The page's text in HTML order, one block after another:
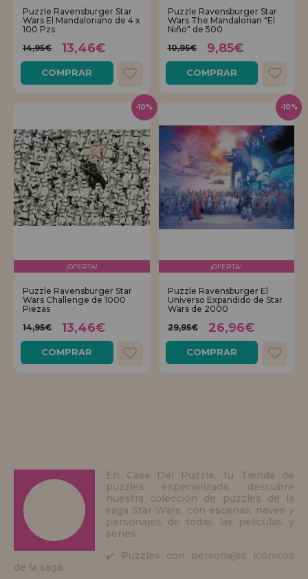
Puzzle Ravensburger Star
Wars El Mandaloriano de 4 x
100 Pzs
14,95€
13,46€
COMPRAR
Puzzle Ravensburger Star
Wars The Mandalorian "El
Niño" de 500
10,95€
9,85€
COMPRAR
¡OFERTA!
Puzzle Ravensburger Star
Wars Challenge de 1000
Piezas
14,95€
13,46€
COMPRAR
-10%
¡OFERTA!
Puzzle Ravensburger El
Universo Expandido de Star
Wars de 2000
29,95€
26,96€
COMPRAR
-10%
En Casa Del Puzzle, tu Tienda de
puzzles especializada, descubre
nuestra colección de puzzles de la
saga Star Wars, con escenas, naves y
personajes de todas las películas y
series:
✔️ Puzzles con personajes icónicos
de la saga